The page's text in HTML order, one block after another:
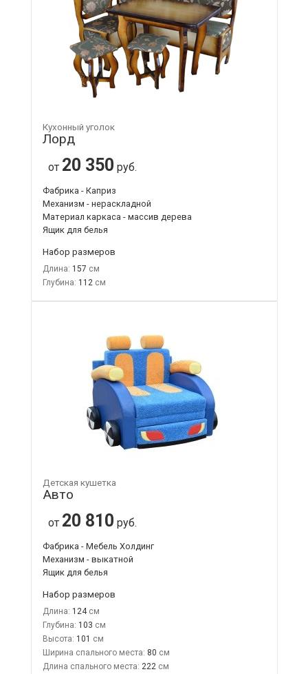
Кухонный уголок
Лорд
от 20 350 руб.
Фабрика - Каприз
Механизм - нераскладной
Материал каркаса - массив дерева
Ящик для белья
Набор размеров
Длина: 157
Глубина: 112
Детская кушетка
Авто
от 20 810 руб.
Фабрика - Мебель Холдинг
Механизм - выкатной
Ящик для белья
Набор размеров
Длина: 124
Глубина: 103
Высота: 101
Ширина спального места: 80
Длина спального места: 222